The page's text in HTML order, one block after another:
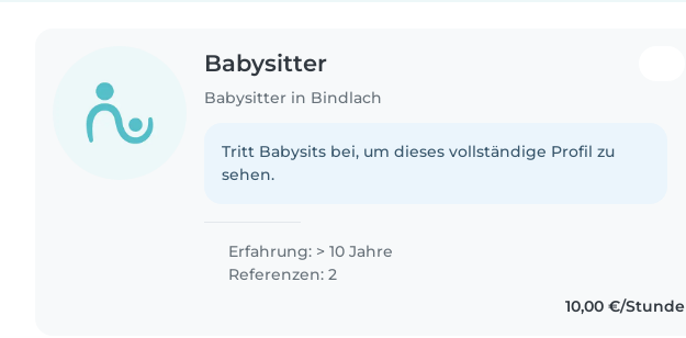
Babysitter
Babysitter in Bindlach
Tritt Babysits bei, um dieses vollständige Profil zu
sehen.
Erfahrung: > 10 Jahre
Referenzen: 2
10,00 €/Stunde